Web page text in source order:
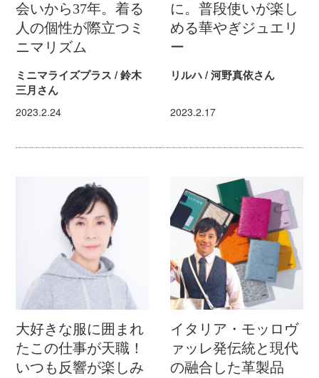
会いから37年。着る
人の個性が際立つミ
ニマリズム
ミニマライズプラス / 鈴木
三月さん
2023.2.24
に。普段使いが楽し
める華やぎジュエリ
ー
リルハ / 河野真依さん
2023.2.17
大好きな服に囲まれ
たこの仕事が天職！
いつも反響が楽しみ
イタリア・モッロヴ
ァッレ発伝統と現代
の融合した革製品